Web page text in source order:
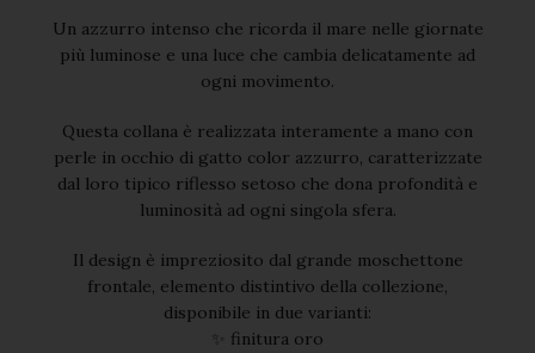
Un azzurro intenso che ricorda il mare nelle giornate
più luminose e una luce che cambia delicatamente ad
ogni movimento.
Questa collana è realizzata interamente a mano con
perle in occhio di gatto color azzurro, caratterizzate
dal loro tipico riflesso setoso che dona profondità e
luminosità ad ogni singola sfera.
Il design è impreziosito dal grande moschettone
frontale, elemento distintivo della collezione,
disponibile in due varianti:
✨ finitura oro